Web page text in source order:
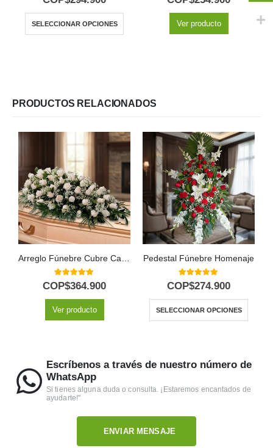
SELECCIONAR OPCIONES Ver producto
PRODUCTOS RELACIONADOS
5.00out of 5
COP$364.900
Ver producto
Pedestal Fúnebre Homenaje
5.00out of 5
COP$274.900
SELECCIONAR OPCIONES
Escríbenos a través de nuestro número de
WhatsApp
Si tienes alguna duda o consulta. ¡Estaremos encantados de
ayudarte!"
ENVIAR MENSAJE